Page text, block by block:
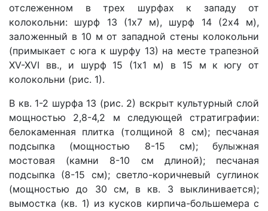
отслеженном в трех шурфах к западу от
колокольни: шурф 13 (1х7 м), шурф 14 (2х4 м),
заложенный в 10 м от западной стены колокольни
(примыкает с юга к шурфу 13) на месте трапезной
XV-XVI вв., и шурф 15 (1х1 м) в 15 м к югу от
колокольни (рис. 1).
В кв. 1-2 шурфа 13 (рис. 2) вскрыт культурный слой
мощностью 2,8-4,2 м следующей стратиграфии:
белокаменная плитка (толщиной 8 см); песчаная
подсыпка (мощностью 8-15 см); булыжная
мостовая (камни 8-10 см длиной); песчаная
подсыпка (8-15 см); светло-коричневый суглинок
(мощностью до 30 см, в кв. 3 выклинивается);
вымостка (кв. 1) из кусков кирпича-большемера с